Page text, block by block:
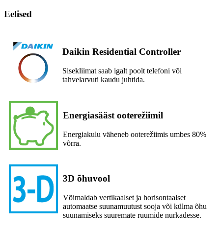
Eelised
Daikin Residential Controller
Sisekliimat saab igalt poolt telefoni või
tahvelarvuti kaudu juhtida.
Energiasääst ooterežiimil
Energiakulu väheneb ooterežiimis umbes 80%
võrra.
3D õhuvool
Võimaldab vertikaalset ja horisontaalset
automaatse suunamuutust sooja või külma õhu
suunamiseks suuremate ruumide nurkadesse.